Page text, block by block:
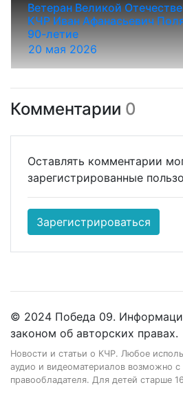
20 мая 2026
Ветеран Великой
КЧР Иван Афанасьевич
90-летие
Комментарии 0
Оставлять комментарии
зарегистрированные
Зарегистрироваться
© 2024 Победа 09.
законом об авторских правах.
Новости и статьи о КЧР. Любое
аудио и видеоматериалов возможно с
правообладателя. Для детей старше